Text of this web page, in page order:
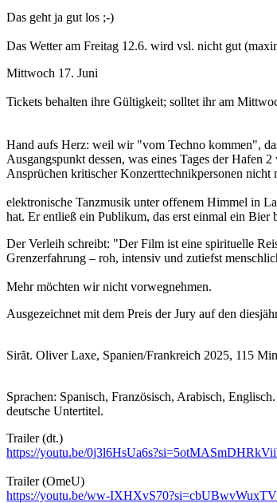
Das geht ja gut los ;-)
Das Wetter am Freitag 12.6. wird vsl. nicht gut
Mittwoch 17. Juni
Tickets behalten ihre Gültigkeit; solltet ihr am
Hand aufs Herz: weil wir "vom Techno kommen",
Ausgangspunkt dessen, was eines Tages der Hafen
Ansprüchen kritischer Konzerttechnikpersonen
elektronische Tanzmusik unter offenem Himmel in
hat. Er entließ ein Publikum, das erst einmal ein Bier
Der Verleih schreibt: "Der Film ist eine spirituelle
Grenzerfahrung – roh, intensiv und zutiefst
Mehr möchten wir nicht vorwegnehmen.
Ausgezeichnet mit dem Preis der Jury auf den
Sirãt. Oliver Laxe, Spanien/Frankreich 2025, 115
Sprachen: Spanisch, Französisch, Arabisch, Englisch.
deutsche Untertitel.
Trailer (dt.)
https://youtu.be/
Trailer (OmeU)
https://youtu.be/ww-